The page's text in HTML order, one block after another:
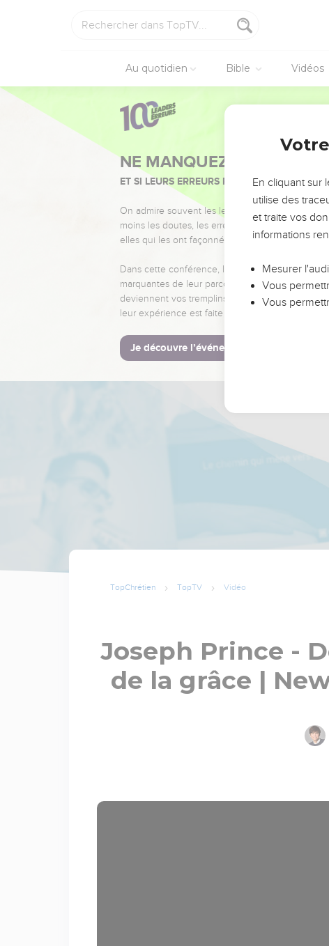
Au quotidien Bible Vidéos
NE MANQUEZ PAS
ET SI LEURS ERREURS POUVAIENT VOUS
On admire souvent les leaders pour leurs
moins les doutes, les erreurs et les saisons
elles qui les ont façonnés.
Dans cette conférence, leaders, entrepreneurs,
marquantes de leur parcours et les clés pour
deviennent vos tremplins. Que vous guidiez un
leur expérience est faite pour vous.
Je découvre l’événement
TopChrétien TopTV Vidéo
Joseph Prince -
de la grâce |
En cliquant sur
utilise des
et traite vos
informations
Mesurer
Vous
Vous